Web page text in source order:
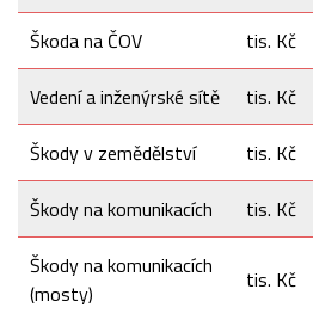
Škoda na ČOV
tis. Kč
Vedení a inženýrské sítě
tis. Kč
Škody v zemědělství
tis. Kč
Škody na komunikacích
tis. Kč
Škody na komunikacích
(mosty)
tis. Kč